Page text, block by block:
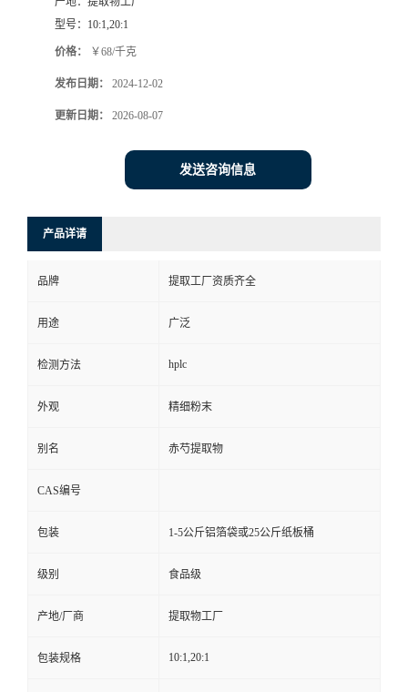
型号： 10:1,20:1
价格： ￥68/千克
发布日期： 2024-12-02
更新日期： 2026-08-07
发送咨询信息
产品详请
品牌 提取工厂资质齐全
用途 广泛
检测方法 hplc
外观 精细粉末
别名 赤芍提取物
CAS编号
包装 1-5公斤铝箔袋或25公斤纸板桶
级别 食品级
产地/厂商 提取物工厂
包装规格 10:1,20:1